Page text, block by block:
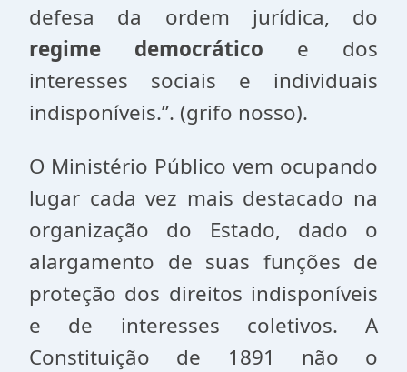
defesa da ordem jurídica, do
regime democrático e dos
interesses sociais e individuais
indisponíveis.”. (grifo nosso).
O Ministério Público vem ocupando
lugar cada vez mais destacado na
organização do Estado, dado o
alargamento de suas funções de
proteção dos direitos indisponíveis
e de interesses coletivos. A
Constituição de 1891 não o